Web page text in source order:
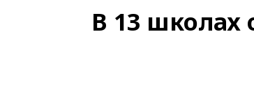
В 13 школах